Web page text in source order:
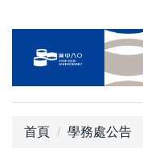
到
內
首頁 學務處公告